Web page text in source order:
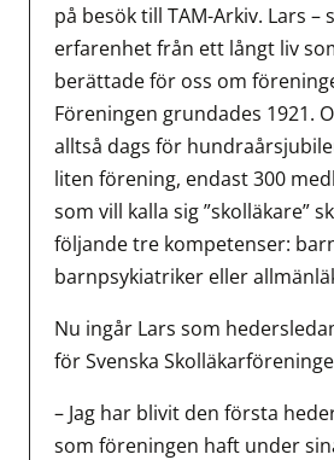
på besök till TAM-Arkiv. Lars –
erfarenhet från ett långt liv
berättade för oss om
Föreningen grundades 1921.
alltså dags för
liten förening, endast 300
som vill kalla sig ”skolläkare”
följande tre kompetenser:
barnpsykiatriker eller
Nu ingår Lars som
för Svenska
– Jag har blivit den första
som föreningen haft under